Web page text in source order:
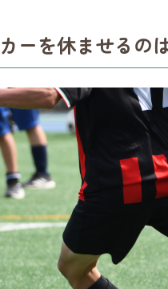
ーを休ませるの